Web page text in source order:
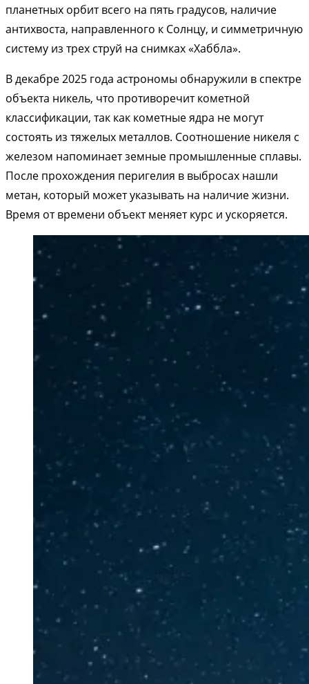
планетных орбит всего на пять градусов, наличие
антихвоста, направленного к Солнцу, и симметричную
систему из трех струй на снимках «Хаббла».
В декабре 2025 года астрономы обнаружили в спектре
объекта никель, что противоречит кометной
классификации, так как кометные ядра не могут
состоять из тяжелых металлов. Соотношение никеля с
железом напоминает земные промышленные сплавы.
После прохождения перигелия в выбросах нашли
метан, который может указывать на наличие жизни.
Время от времени объект меняет курс и ускоряется.